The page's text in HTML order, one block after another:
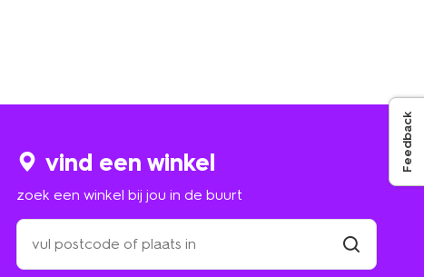
vind een winkel
zoek een winkel bij jou in de buurt
zoek
een
winkel
Feedback